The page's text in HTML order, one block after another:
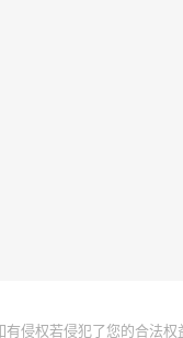
侵权若侵犯了您的合法